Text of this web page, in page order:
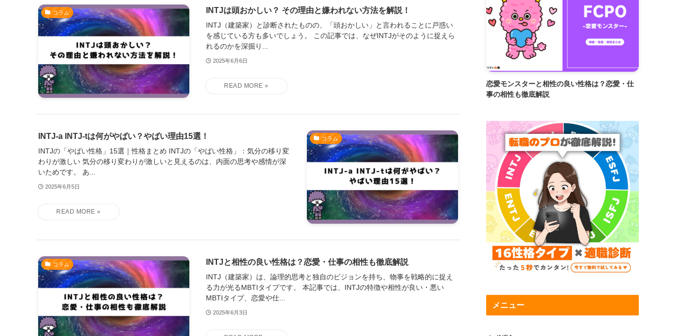
コラム INTJは頭おかしい？ その理由と嫌われない方法を解説！
INTJ（建築家）と診断されたものの、「頭おかしい」と言われることに戸惑い
を感じている方も多いでしょう。 この記事では、なぜINTJがそのように捉えら
れるのかを深掘り...
2025年6月6日
コラム
INTJ-a INTJ-tは何がやばい？やばい理由15選！
INTJの「やばい性格」15選｜性格まとめ INTJの「やばい性格」：気分の移り変
わりが激しい 気分の移り変わりが激しいと見えるのは、内面の思考や感情が深
いためです。 あ...
2025年6月5日
コラム INTJと相性の良い性格は？恋愛・仕事の相性も徹底解説
INTJ（建築家）は、論理的思考と独自のビジョンを持ち、物事を戦略的に捉え
る力が光るMBTIタイプです。 本記事では、INTJの特徴や相性が良い・悪い
MBTIタイプ、恋愛や仕...
2025年6月3日
恋愛モンスターと相性の良い性格は？恋愛・仕
事の相性も徹底解説
メニュー